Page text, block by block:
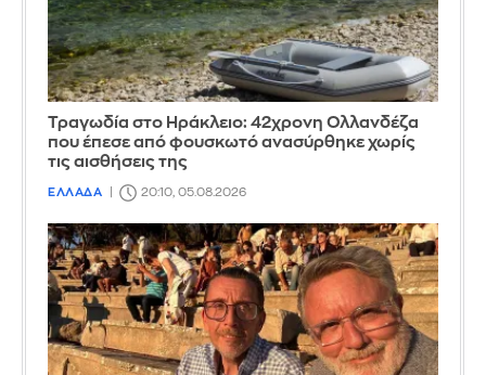
Τραγωδία στο Ηράκλειο: 42χρονη Ολλανδέζα
που έπεσε από φουσκωτό ανασύρθηκε χωρίς
τις αισθήσεις της
ΕΛΛΑΔΑ 20:10, 05.08.2026